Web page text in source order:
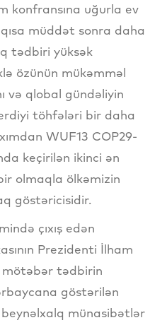
konfransına uğurla ev
müddət sonra daha
tədbiri yüksək
özünün mükəmməl
və qlobal gündəliyin
töhfələri bir daha
WUF13 COP29-
keçirilən ikinci ən
olmaqla ölkəmizin
göstəricisidir.
çıxış edən
Prezidenti İlham
mötəbər tədbirin
göstərilən
münasibətlər